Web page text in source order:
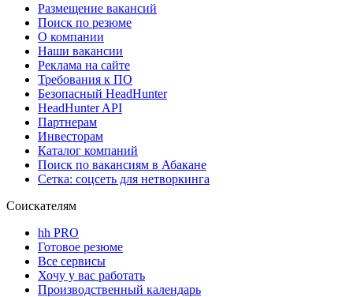
Размещение вакансий
Поиск по резюме
О компании
Наши вакансии
Реклама на сайте
Требования к ПО
Безопасный HeadHunter
HeadHunter API
Партнерам
Инвесторам
Каталог компаний
Поиск по вакансиям в Абакане
Сетка: соцсеть для нетворкинга
Соискателям
hh PRO
Готовое резюме
Все сервисы
Хочу у вас работать
Производственный календарь